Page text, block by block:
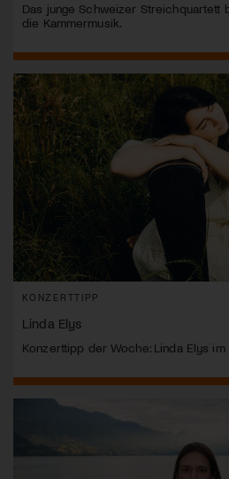
Das junge Schweizer Streichquartett
die Kammermusik.
KONZERTTIPP
Linda Elys
Konzerttipp der Woche: Linda Elys